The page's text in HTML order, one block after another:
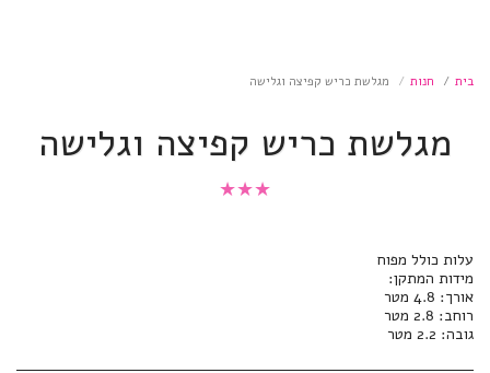
בית חנות מגלשת כריש קפיצה וגלישה
מגלשת כריש קפיצה וגלישה
★
★
גובה: 2.2 מטר